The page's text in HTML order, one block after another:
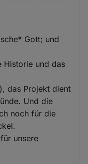
Gott; und
Historie und das
das Projekt dient
Und die
noch für die
unsere